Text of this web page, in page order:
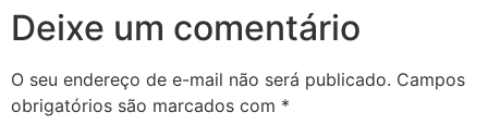
Deixe um comentário
O seu endereço de e-mail não será publicado. Campos
obrigatórios são marcados com *